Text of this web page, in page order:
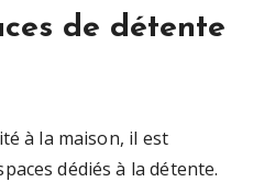
de détente
à la maison, il est
dédiés à la détente.